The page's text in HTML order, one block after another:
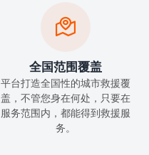

全国范围覆盖
平台打造全国性的城市救援覆
盖，不管您身在何处，只要在
服务范围内，都能得到救援服
务。